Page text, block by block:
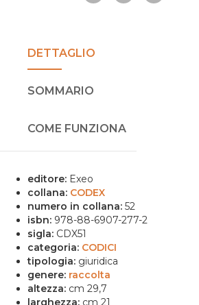
DETTAGLIO
SOMMARIO
COME FUNZIONA
editore: Exeo
collana: CODEX
numero in collana: 52
isbn: 978-88-6907-277-2
sigla: CDX51
categoria: CODICI
tipologia: giuridica
genere: raccolta
altezza: cm 29,7
larghezza: cm 21